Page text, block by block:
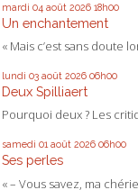
mardi 04 août 2026 18h00
Un enchantement
« Mais c’est sans doute
lundi 03 août 2026 06h00
Deux Spilliaert
Pourquoi deux ? Les
samedi 01 août 2026 06h00
Ses perles
« – Vous savez, ma